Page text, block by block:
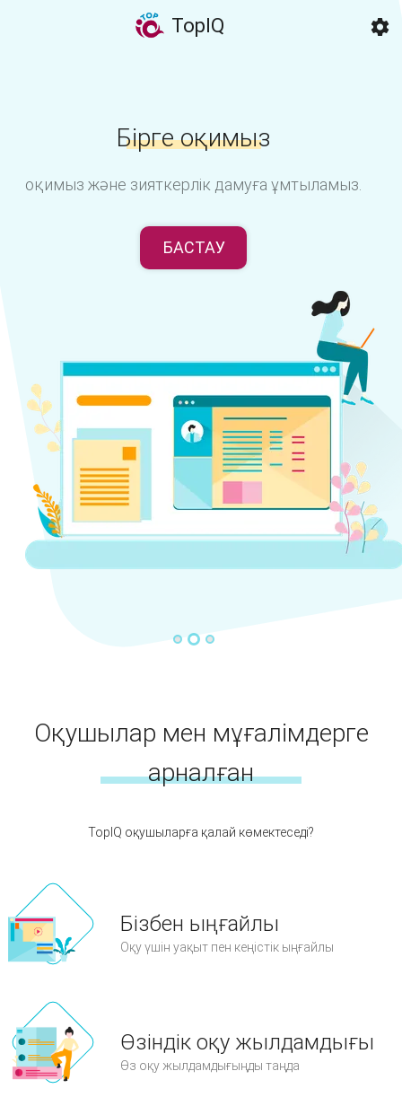
TopIQ
Бірге оқимыз
оқимыз және зияткерлік дамуға ұмтыламыз.
БАСТАУ
Оқушылар мен мұғалімдерге
арналған
TopIQ оқушыларға қалай көмектеседі?
Бізбен ыңғайлы
Оқу үшін уақыт пен кеңістік ыңғайлы
Өзіндік оқу жылдамдығы
Өз оқу жылдамдығыңды таңда